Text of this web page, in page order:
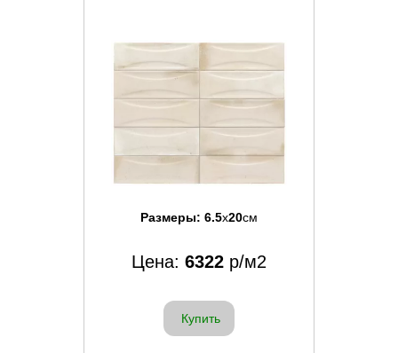
Размеры: 6.5x20см
Цена: 6322 р/м2
Купить